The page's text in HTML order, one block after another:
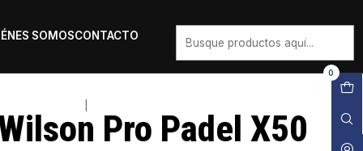
SOMOSCONTACTO
0
Pro Padel X50